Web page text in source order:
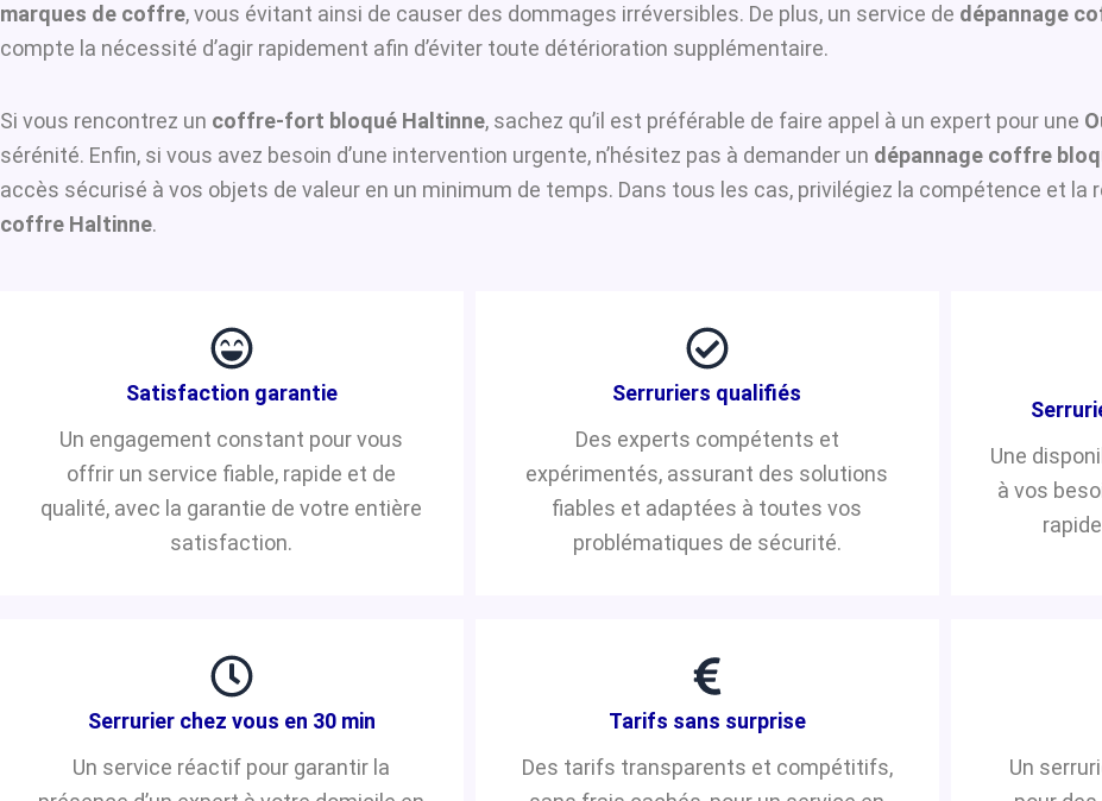
marques de coffre, vous évitant ainsi de causer des dommages irréversibles. De plus, un service de dépannage
compte la nécessité d’agir rapidement afin d’éviter toute détérioration supplémentaire.
Si vous rencontrez un coffre-fort bloqué Haltinne, sachez qu’il est préférable de faire appel à un expert pour une
sérénité. Enfin, si vous avez besoin d’une intervention urgente, n’hésitez pas à demander un dépannage coffre
accès sécurisé à vos objets de valeur en un minimum de temps. Dans tous les cas, privilégiez la compétence et la
coffre Haltinne.
Satisfaction garantie
Un engagement constant pour vous
offrir un service fiable, rapide et de
qualité, avec la garantie de votre entière
satisfaction.
Serruriers qualifiés
Des experts compétents et
expérimentés, assurant des solutions
fiables et adaptées à toutes vos
problématiques de sécurité.
Une
à vos
Serrurier chez vous en 30 min
Un service réactif pour garantir la
Tarifs sans surprise
Des tarifs transparents et compétitifs,
Un